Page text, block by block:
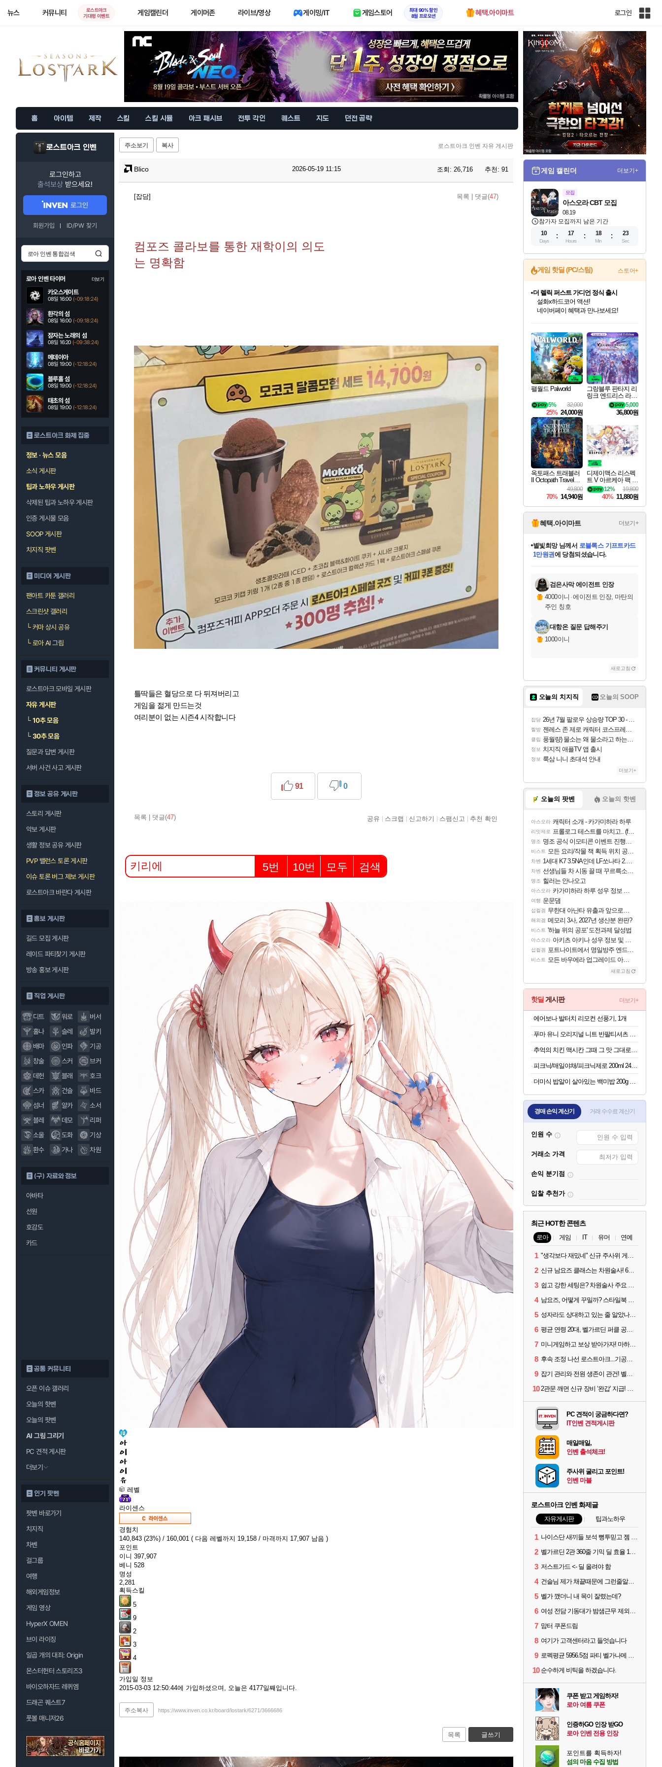
뉴스 커뮤니티
로스트아크
기대평 이벤트
게임캘린더 게이머존 라이브/영상 게이밍/IT 게임스토어
최대 90% 할인
8월 프로모션
혜택.아이마트 로그인
인
전
체
사
이
트
맵
홈 아이템 제작 스킬 스킬 시뮬 아크 패시브 전투 각인 퀘스트 지도 던전 공략
로스트아크 인벤
로그인하고
출석보상 받으세요!
로그인
회원가입 ID/PW 찾기
로아 인벤 타이머 더보기
카오스게이트
08일 16:00 (-09:18:22)
환각의 섬
08일 16:00 (-09:18:22)
잠자는 노래의 섬
08일 16:20 (-09:38:22)
메데이아
08일 19:00 (-12:18:22)
블루홀 섬
08일 19:00 (-12:18:22)
태초의 섬
08일 19:00 (-12:18:22)
로스트아크 화제 집중
정보 · 뉴스 모음
소식 게시판
팁과 노하우 게시판
삭제된 팁과 노하우 게시판
인증 게시물 모음
SOOP 게시판
치지직 팟벤
미디어 게시판
팬아트 카툰 갤러리
스크린샷 갤러리
└커마 상시 공유
└로아 AI 그림
커뮤니티 게시판
로스트아크 모바일 게시판
자유 게시판
└10추 모음
└30추 모음
질문과 답변 게시판
서버 사건 사고 게시판
정보 공유 게시판
스토리 게시판
악보 게시판
생활 정보 공유 게시판
PVP 밸런스 토론 게시판
이슈 토론 버그 제보 게시판
로스트아크 바란다 게시판
홍보 게시판
길드 모집 게시판
레이드 파티찾기 게시판
방송 홍보 게시판
직업 게시판
디트 워로
버서
홀나
슬레
발키
배마
인파
기공
창술
스커
브커
데헌
블래
호크
스카
건슬
바드
섬너
알카
소서
블레
데모
리퍼
소울
도화
기상
환수
가나 차원
(구) 자료와 정보
아바타
선원
호감도
카드
공통 커뮤니티
오픈 이슈 갤러리
오늘의 핫벤
오늘의 팟벤
AI 그림 그리기
PC 견적 게시판
더보기
인기 팟벤
팟벤 바로가기
치지직
차벤
걸그룹
여행
해외게임정보
게임 영상
HyperX OMEN
브이 라이징
일곱 개의 대죄: Origin
몬스터헌터 스토리즈3
바이오하자드 레퀴엠
드래곤 퀘스트7
풋볼 매니저26
주소보기 복사 로스트아크 인벤 자유 게시판
Blico 2026-05-19 11:15 조회: 26,716 추천: 91
[잡담] 목록 댓글(47)
컴포즈 콜라보를 통한 재학이의 의도
는 명확함
틀딱들은 혈당으로 다 뒤져버리고
게임을 젊게 만드는것
여리분이 없는 시즌4 시작합니다
목록 | 댓글(47)
91 0
공유 스크랩 신고하기 스팸신고 추천 확인
5번 10번 모두 검색
레벨
라이센스
경험치
140,843 (23%) / 160,001 ( 다음 레벨까지 19,158 / 마격까지 17,907 남음 )
포인트
이니 397,907
베니 528
명성
2,281
획득스킬
5
9
2
3
4
가입일 정보
2015-03-03 12:50:44에 가입하셨으며, 오늘은 4177일째입니다.
주소복사 https://www.inven.co.kr/board/lostark/6271/3666686
목록 글쓰기
게임 캘린더 더보기+
모집
08.19
아스오라 CBT 모집
참가자 모집까지 남은 기간
10
Days
17
Hours
18
Min
21
Sec
게임 핫딜 (PC/스팀) 스토어+
최대 90% 할인가를 만나보세요!
네이버혜택과 함께 만나보세요!
50%할인&추가 적립까지!
네이버 포인트 혜택까지!
이니&베니 혜택까지!
네이버 혜택가와 함께 예약하세요!
할인&네이버혜택으로 만나보세요!
더 렐릭 퍼스트 가디언 정식 출시
설화x하드코어 액션!
네이버페이 혜택과 만나보세요!
40주년 프로모션으로 만나보세요!
할인가에 만나보세요!
일부 에디션 상시 할인!
혜택으로 예약 판매 중
편안하게 충전하세요
팰월드 Palworld
32,000
5%
25% 24,000원
그랑블루 판타지 리
링크 엔드리스 라그
나로크 업그레이드
킷 Granblue Fantasy
Relink Endless Ragn
C
5,000
36,800원
옥토패스 트래블러
II Octopath Traveler I
49,800
70% 14,940원
디제이맥스 리스펙
트 V 아르케아 팩 D
JMAX RESPECT V
Arcaea Pack DLC
19,800
12%
40% 11,880원
혜택.아이마트 더보기+
교환.
당첨되셨습니다.
당첨되셨습니다.
당첨되셨습니다.
별빛희망님께서 로블록스 기프트카드
1만원권에 당첨되셨습니다.
당첨되셨습니다.
당첨되셨습니다.
당첨되셨습니다.
당첨되셨습니다.
에디션 (스팀코드)를 교환.
당첨되셨습니다.
검은사막 에이전트 인장
4000이니 ·에이전트 인장, 마탄의
주인 칭호
대항온 질문 답해주기
1000이니
새로고침
오늘의 치지직 오늘의 SOOP
잡담 26년 7월 팔로우 상승량 TOP 30 - 월간 치지직
짤방 젠레스 존 제로 캐릭터 코스프레한 꽁주
클립 풍월량) 물소는 왜 물소라고 하는거야? 아! 그만 ㅋㅋ
정보 치지직 애플TV 앱 출시
정보 룩삼 니니 초대석 안내
더보기+
오늘의 팟벤 오늘의 핫벤
아스오라 캐릭터 소개 - 카가미하라 하루
리밋제로 프롤로그 테스트를 마치고.. (feat. 리아)
명조 명조 공식 이모티콘 이벤트 진행해봤습니다! 참여부터 추첨까지????
비스트 모든 요리/작물 책 획득 위치 공략 (36개) - 미식가 도전과제
차벤 1세대 K7 3.5NA인데 LF쏘나타 2.0NA 기변하면 유류비 절약이 얼마나 될까요..?
차벤 선생님들 차 시동 끌 때 꾸르륵소리나는데
명조 힐러는 안나오고
아스오라 카가미하라 하루 성우 정보 및 주요 필모
여행 운문댐
섭컬겜 무한대 아난타 유출과 앞으로의 예상 (루머)
해외겜 메모리 3사, 2027년 생산분 완판?
비스트 '하늘 위의 공포' 도전과제 달성법
아스오라 아키츠 아키나 성우 정보 및 주요 필모
섭컬겜 포트나이트에서 명일방주 엔드필드 [펠리카] 판매 예정
비스트 모든 바우에라 업그레이드 아이템 획득 위치 공략 (89개)
새로고침
핫딜 게시판 더보기+
에어보나 발터치 리모컨 선풍기, 1개
피크닉/매일야채/피크닉제로 200ml 24팩/48팩 택1
더미식 밥알이 살아있는 백미밥 200g 24개 외 잡곡밥류,덮밥소스7종 외
경매 손익 계산기 거래 수수료 계산기
인원 수
거래소 가격
손익 분기점
입찰 추천가
최근 HOT한 콘텐츠
로아 게임 IT 유머 연예
1 "생각보다 재밌네" 신규 주사위 게임 티카투카 호평
2 신규 남요즈 클래스는 차원술사! 6월 20일 로아온 썸머 정리
3 쉽고 강한 세팅은? 차원술사 주요 빌드와 스킬 코드
4 남요즈, 어떻게 꾸밀까? 스타일북 인기 차원술사 커스터마이즈
5 성자라도 상대하고 있는 줄 알았나? 벨가르딘 이모저모
6 평균 연령 20대, 벨가르딘 퍼클 공대 '영로티'를 만나다
7 미니게임하고 보상 받아가자! 마하라카 썸머 캠프 할 일은?
8 후속 조정 나선 로스트아크...기공사, 차원술사 하향
9 잡기 관리와 전원 생존이 관건! 벨가르딘 유물 칭호 획득방법 정리
10 2관문 깨면 신규 장비 ‘완갑’ 지급! 그림자 레이드 벨가르딘 공개
PC 견적이 궁금하다면?
IT인벤 견적게시판
매일매일,
인벤 출석체크!
주사위 굴리고 포인트!
인벤 마블
로스트아크 인벤 화제글
자유게시판 팁과노하우
1 나이스단 새끼들 보석 뻥투믿고 젬 곱창난거보면 개패고싶음 ㅋㅋ
2 벨가르딘 2관 360줄 기믹 딜 효율 100% 최적화
3 저스트가드 <- 딜 올려야 함
4 건슬님 제가 채끝때문에 그런줄알겠어요
5 벨가 깼더니 내 목이 잘렸는데?
6 여성 전담 기동대가 밤샘근무 제외된 이유
7 맘터 쿠폰드림
8 여기가 고객센터라고 들엇습니다
9 로펙평균 5956.5점 파티 벨가나메 클리어
10 순수하게 비틱을 하겠습니다.
쿠폰 받고 게임하자!
로아 여름 쿠폰
인증하GO 인장 받GO
로아 인벤 전용 인장
포인트를 획득하자!
섬의 마음 수집 방법